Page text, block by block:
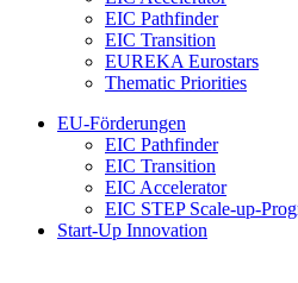
EIC Pathfinder
EIC Transition
EUREKA Eurostars
Thematic Priorities
EU-Förderungen
EIC Pathfinder
EIC Transition
EIC Accelerator
EIC STEP Scale-up-
Start-Up Innovation